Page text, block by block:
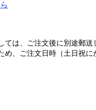
は、ご注文後に別途郵送
め、ご注文日時（土日祝